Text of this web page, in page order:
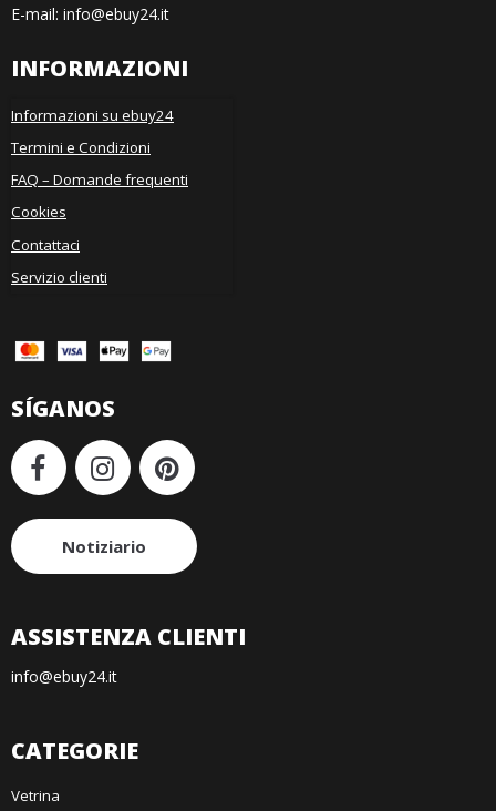
E-mail: info@ebuy24.it
INFORMAZIONI
Informazioni su ebuy24
Termini e Condizioni
FAQ – Domande frequenti
Cookies
Contattaci
Servizio clienti
SÍGANOS
Notiziario
ASSISTENZA CLIENTI
info@ebuy24.it
CATEGORIE
Vetrina